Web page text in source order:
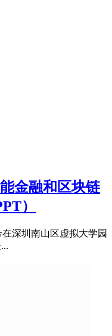
金融和区块链
）
深圳南山区虚拟大学园